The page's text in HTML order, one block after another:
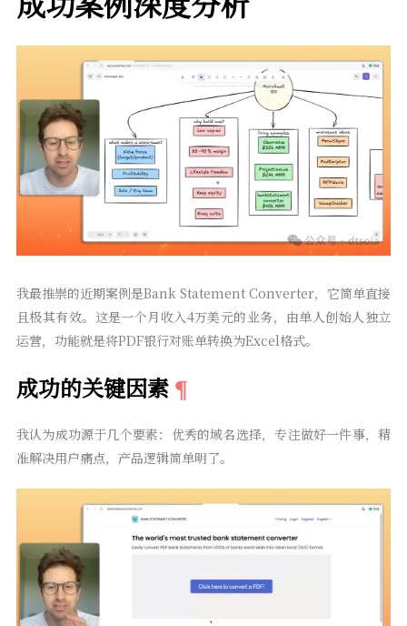
我最推崇的近期案例是Bank Statement Converter，它简单直接
且极其有效。这是一个月收入4万美元的业务，由单人创始人独立
运营，功能就是将PDF银行对账单转换为Excel格式。
成功的关键因素
我认为成功源于几个要素：优秀的域名选择，专注做好一件事，精
准解决用户痛点，产品逻辑简单明了。